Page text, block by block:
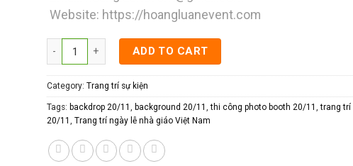
Website: https://hoangluanevent.com
Trang trí ngày lễ nhà giáo Việt Nam quantity
ADD TO CART
Category:Trang trí sự kiện
Tags: backdrop 20/11, background 20/11,thi công photo booth 20/11,trang trí
20/11,Trang trí ngày lễ nhà giáo Việt Nam